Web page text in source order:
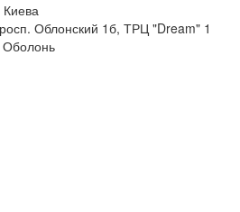
Киева
Облонский 1б, ТРЦ "Dream" 1
Оболонь